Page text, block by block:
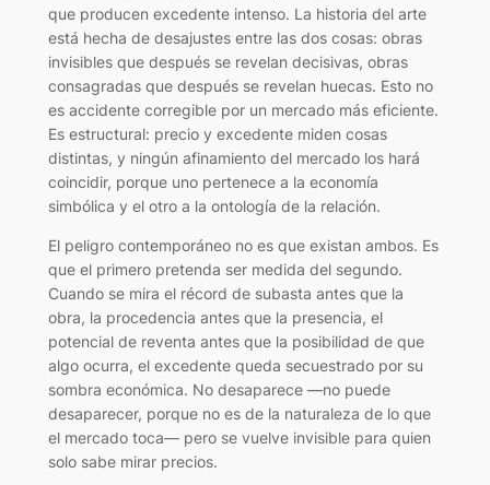
que producen excedente intenso. La historia del arte
está hecha de desajustes entre las dos cosas: obras
invisibles que después se revelan decisivas, obras
consagradas que después se revelan huecas. Esto no
es accidente corregible por un mercado más eficiente.
Es estructural: precio y excedente miden cosas
distintas, y ningún afinamiento del mercado los hará
coincidir, porque uno pertenece a la economía
simbólica y el otro a la ontología de la relación.
El peligro contemporáneo no es que existan ambos. Es
que el primero pretenda ser medida del segundo.
Cuando se mira el récord de subasta antes que la
obra, la procedencia antes que la presencia, el
potencial de reventa antes que la posibilidad de que
algo ocurra, el excedente queda secuestrado por su
sombra económica. No desaparece —no puede
desaparecer, porque no es de la naturaleza de lo que
el mercado toca— pero se vuelve invisible para quien
solo sabe mirar precios.